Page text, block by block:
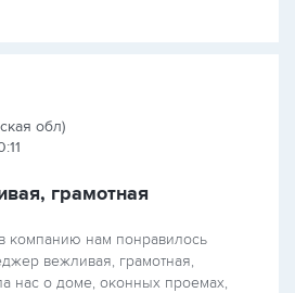
обл)
грамотная
компанию нам понравилось
вежливая, грамотная,
нас о доме, оконных проемах,